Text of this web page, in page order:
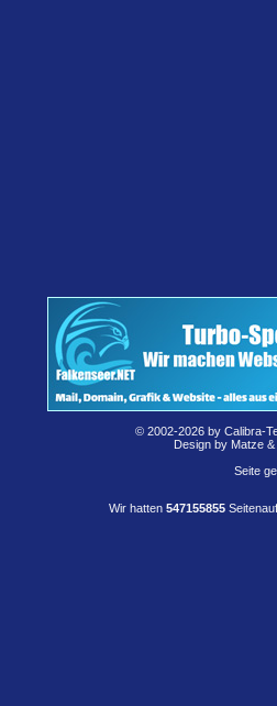
© 2002-2026 by Calibra-
Design by Matze
Seite
Wir hatten 547155855